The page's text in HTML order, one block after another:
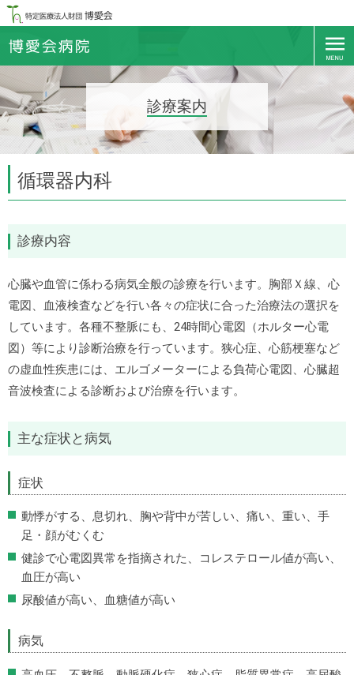
診療案内
循環器内科
診療内容
心臓や血管に係わる病気全般の診療を行います。胸部Ｘ線、心
電図、血液検査などを行い各々の症状に合った治療法の選択を
しています。各種不整脈にも、24時間心電図（ホルター心電
図）等により診断治療を行っています。狭心症、心筋梗塞など
の虚血性疾患には、エルゴメーターによる負荷心電図、心臓超
音波検査による診断および治療を行います。
主な症状と病気
症状
動悸がする、息切れ、胸や背中が苦しい、痛い、重い、手
足・顔がむくむ
健診で心電図異常を指摘された、コレステロール値が高い、
血圧が高い
尿酸値が高い、血糖値が高い
病気